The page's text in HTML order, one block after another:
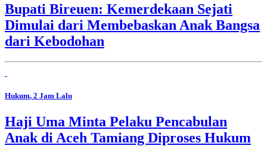
Bupati Bireuen: Kemerdekaan Sejati
Dimulai dari Membebaskan Anak Bangsa
dari Kebodohan
Hukum, 2 Jam Lalu
Haji Uma Minta Pelaku Pencabulan
Anak di Aceh Tamiang Diproses Hukum